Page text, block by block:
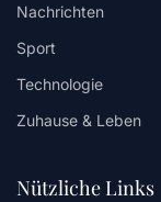
Nachrichten
Sport
Technologie
Zuhause & Leben
Nützliche Links